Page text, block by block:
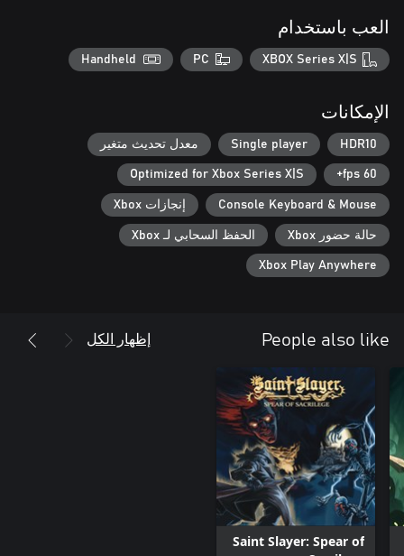
كن بربريًا!"
العب باستخدام
XBOX Series X|S
PC
Handheld
الإمكانات
HDR10
Single player معدل تحديث متغير
60 fps+
Optimized for Xbox Series X|S
Console Keyboard & Mouse إنجازات Xbox
حالة حضور Xbox الحفظ السحابي لـ Xbox
Xbox Play Anywhere
People also like إظهار الكل
Saint Slayer: Spear of